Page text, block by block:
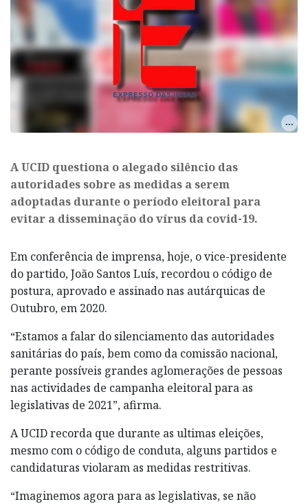
​A UCID questiona o alegado silêncio das
autoridades sobre as medidas a serem
adoptadas durante o período eleitoral para
evitar a disseminação do vírus da covid-19.
Em conferência de imprensa, hoje, o vice-presidente
do partido, João Santos Luís, recordou o código de
postura, aprovado e assinado nas autárquicas de
Outubro, em 2020.
“Estamos a falar do silenciamento das autoridades
sanitárias do país, bem como da comissão nacional,
perante possíveis grandes aglomerações de pessoas
nas actividades de campanha eleitoral para as
legislativas de 2021”, afirma.
A UCID recorda que durante as ultimas eleições,
mesmo com o código de conduta, alguns partidos e
candidaturas violaram as medidas restritivas.
“Imaginemos agora para as legislativas, se não